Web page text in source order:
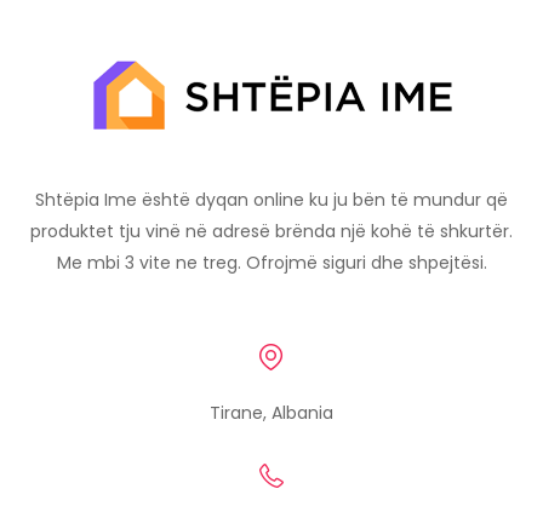
Shtëpia Ime është dyqan online ku ju bën të mundur që
produktet tju vinë në adresë brënda një kohë të shkurtër.
Me mbi 3 vite ne treg. Ofrojmë siguri dhe shpejtësi.
Tirane, Albania